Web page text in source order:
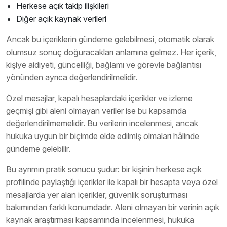
Herkese açık takip ilişkileri
Diğer açık kaynak verileri
Ancak bu içeriklerin gündeme gelebilmesi, otomatik olarak
olumsuz sonuç doğuracakları anlamına gelmez. Her içerik,
kişiye aidiyeti, güncelliği, bağlamı ve görevle bağlantısı
yönünden ayrıca değerlendirilmelidir.
Özel mesajlar, kapalı hesaplardaki içerikler ve izleme
geçmişi gibi aleni olmayan veriler ise bu kapsamda
değerlendirilmemelidir. Bu verilerin incelenmesi, ancak
hukuka uygun bir biçimde elde edilmiş olmaları hâlinde
gündeme gelebilir.
Bu ayrımın pratik sonucu şudur: bir kişinin herkese açık
profilinde paylaştığı içerikler ile kapalı bir hesapta veya özel
mesajlarda yer alan içerikler, güvenlik soruşturması
bakımından farklı konumdadır. Aleni olmayan bir verinin açık
kaynak araştırması kapsamında incelenmesi, hukuka